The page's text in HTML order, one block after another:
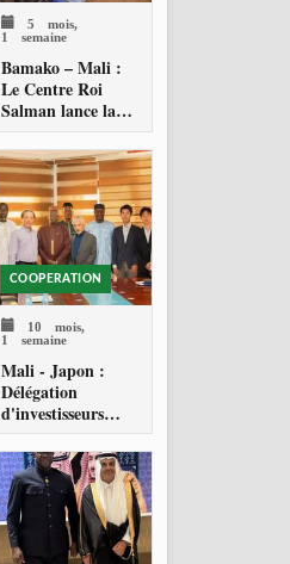
5 mois,
1 semaine
Bamako – Mali :
Le Centre Roi
Salman lance la
distribution de 28
500 paniers
alimentaires
COOPERATION
10 mois,
1 semaine
Mali - Japon :
Délégation
d'investisseurs
japonais en quête
d'opportunités